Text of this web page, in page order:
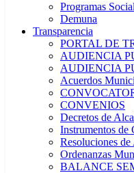
Programas
Demuna
Transparencia
PORTAL DE
AUDIENCIA
AUDIENCIA
Acuerdos
CONVENIOS
Decretos de
Instrumentos de
Resoluciones
Ordenanzas
BALANCE